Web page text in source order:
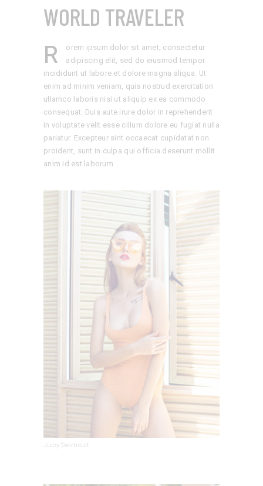
WORLD TRAVELER
R
orem ipsum dolor sit amet, consectetur
adipiscing elit, sed do eiusmod tempor
incididunt ut labore et dolore magna aliqua. Ut
enim ad minim veniam, quis nostrud exercitation
ullamco laboris nisi ut aliquip ex ea commodo
consequat. Duis aute irure dolor in reprehenderit
in voluptate velit esse cillum dolore eu fugiat nulla
pariatur. Excepteur sint occaecat cupidatat non
proident, sunt in culpa qui officia deserunt mollit
anim id est laborum
Juicy Swimsuit